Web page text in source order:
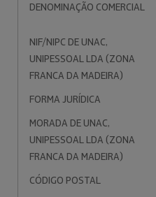
DENOMINAÇÃO COMERCIAL
NIF/NIPC DE UNAC,
UNIPESSOAL LDA (ZONA
FRANCA DA MADEIRA)
FORMA JURÍDICA
MORADA DE UNAC,
UNIPESSOAL LDA (ZONA
FRANCA DA MADEIRA)
CÓDIGO POSTAL